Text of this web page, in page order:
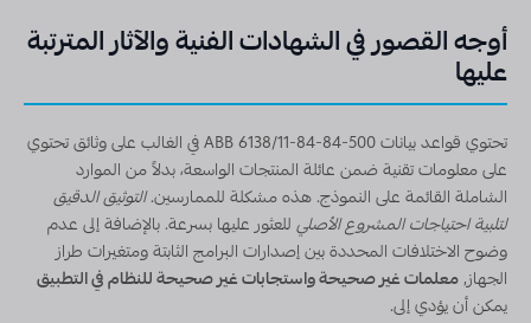
أوجه القصور في الشهادات الفنية والآثار المترتبة
عليها
تحتوي قواعد بيانات ABB 6138/11-84-84-500 في الغالب على وثائق تحتوي
على معلومات تقنية ضمن عائلة المنتجات الواسعة، بدلاً من الموارد
الشاملة القائمة على النموذج. هذه مشكلة للممارسين.التوثيق الدقيق
لتلبية احتياجات المشروع الأصلي للعثور عليها بسرعة. بالإضافة إلى عدم
وضوح الاختلافات المحددة بين إصدارات البرامج الثابتة ومتغيرات طراز
الجهاز,معلمات غير صحيحة واستجابات غير صحيحة للنظام في التطبيق
يمكن أن يؤدي إلى.